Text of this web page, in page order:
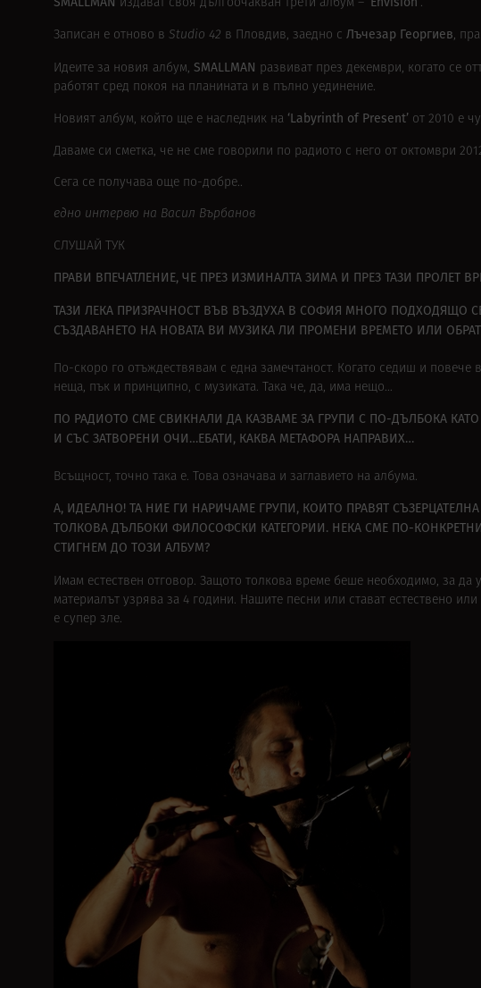
издават своя дългоочакван трети албум – .
Записан е отново в Studio 42 в Пловдив, заедно с Лъчезар Георгиев,
Идеите за новия албум, SMALLMAN развиват през декември, когато се
работят сред покоя на планината и в пълно уединение.
Новият албум, който ще е наследник на ‘Labyrinth of Present’ от 2010 е
Даваме си сметка, че не сме говорили по радиото с него от октомври
Сега се получава още по-добре..
едно интервю на Васил Върбанов
СЛУШАЙ ТУК
ПРАВИ ВПЕЧАТЛЕНИЕ, ЧЕ ПРЕЗ ИЗМИНАЛТА ЗИМА И ПРЕЗ ТАЗИ ПРОЛЕТ
ТАЗИ ЛЕКА ПРИЗРАЧНОСТ ВЪВ ВЪЗДУХА В СОФИЯ МНОГО ПОДХОДЯЩО
СЪЗДАВАНЕТО НА НОВАТА ВИ МУЗИКА ЛИ ПРОМЕНИ ВРЕМЕТО ИЛИ
По-скоро го отъждествявам с една замечтаност. Когато седиш и
неща, пък и принципно, с музиката. Така че, да, има нещо…
ПО РАДИОТО СМЕ СВИКНАЛИ ДА КАЗВАМЕ ЗА ГРУПИ С ПО-ДЪЛБОКА
И СЪС ЗАТВОРЕНИ ОЧИ…ЕБАТИ, КАКВА МЕТАФОРА НАПРАВИХ…
Всъщност, точно така е. Това означава и заглавието на албума.
А, ИДЕАЛНО! ТА НИЕ ГИ НАРИЧАМЕ ГРУПИ, КОИТО ПРАВЯТ
ТОЛКОВА ДЪЛБОКИ ФИЛОСОФСКИ КАТЕГОРИИ. НЕКА СМЕ ПО-
СТИГНЕМ ДО ТОЗИ АЛБУМ?
Имам естествен отговор. Защото толкова време беше необходимо, за да
материалът узрява за 4 години. Нашите песни или стават естествено
е супер зле.